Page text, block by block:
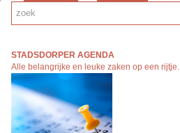
STADSDORPER AGENDA
Alle belangrijke en leuke zaken op een rijtje.